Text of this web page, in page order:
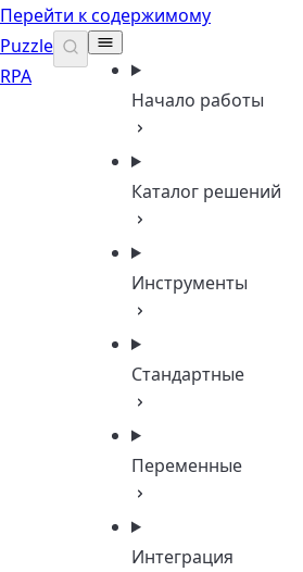
Перейти к содержимому
Puzzle
RPA
Начало работы
Каталог решений
Инструменты
Стандартные
Переменные
Интеграция